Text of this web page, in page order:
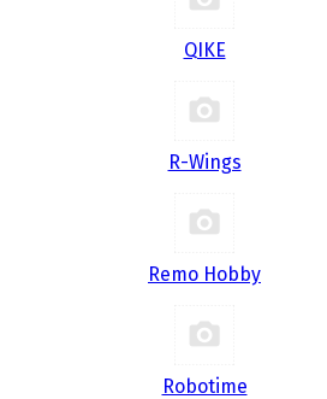
QIKE
R-Wings
Remo Hobby
Robotime